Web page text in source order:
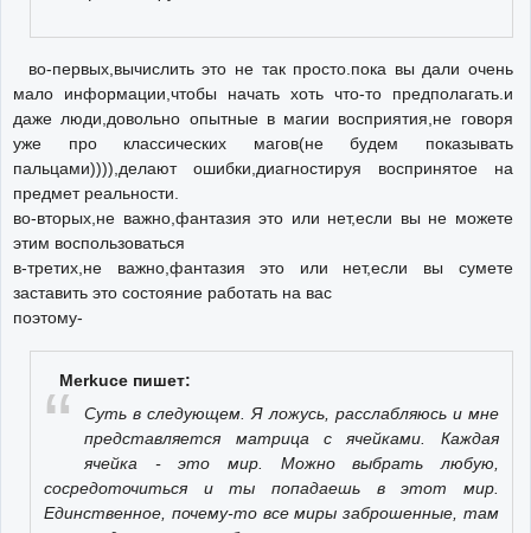
во-первых,вычислить это не так просто.пока вы дали очень
мало информации,чтобы начать хоть что-то предполагать.и
даже люди,довольно опытные в магии восприятия,не говоря
уже про классических магов(не будем показывать
пальцами)))),делают ошибки,диагностируя воспринятое на
предмет реальности.
во-вторых,не важно,фантазия это или нет,если вы не можете
этим воспользоваться
в-третих,не важно,фантазия это или нет,если вы сумете
заставить это состояние работать на вас
поэтому-
Merkuce пишет:
Суть в следующем. Я ложусь, расслабляюсь и мне
представляется матрица с ячейками. Каждая
ячейка - это мир. Можно выбрать любую,
сосредоточиться и ты попадаешь в этот мир.
Единственное, почему-то все миры заброшенные, там